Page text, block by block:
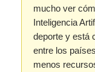
mucho ver
Inteligencia
deporte y está
entre los
menos